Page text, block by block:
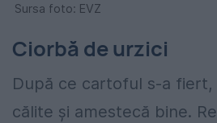
Sursa foto: EVZ
Ciorbă de urzici
După ce cartoful s-a fiert,
călite și amestecă bine.